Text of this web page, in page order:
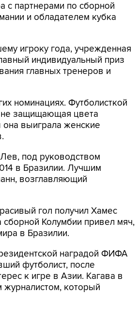
с партнерами по сборной
и обладателем кубка
игроку года, учрежденная
индивидуальный приз
главных тренеров и
номинациях. Футболисткой
защищающая цвета
она выиграла женские
под руководством
в Бразилии. Лучшим
возглавляющий
гол получил Хамес
сборной Колумбии привел мяч,
в Бразилии.
наградой ФИФА
футболист, после
к игре в Азии. Кагава в
журналистом, который